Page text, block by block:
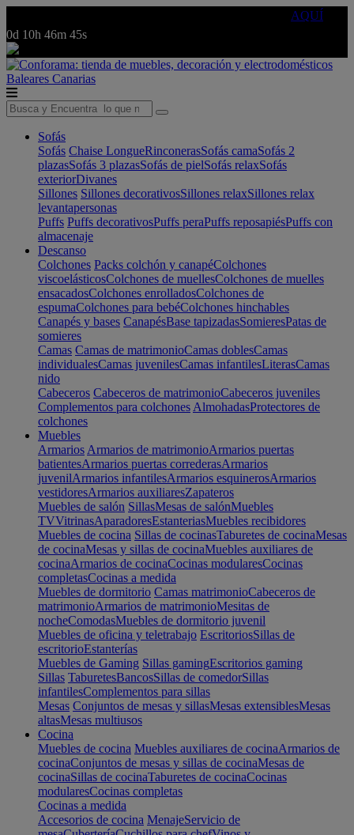
AQUÍ
0d 10h 46m 45s
Baleares Canarias
Sofás
Sofás Chaise LongueRinconerasSofás camaSofás 2
plazasSofás 3 plazasSofás de pielSofás relaxSofás
exteriorDivanes
Sillones Sillones decorativosSillones relaxSillones relax
levantapersonas
Puffs Puffs decorativosPuffs peraPuffs reposapiésPuffs con
almacenaje
Descanso
Colchones Packs colchón y canapéColchones
viscoelásticosColchones de muellesColchones de muelles
ensacadosColchones enrolladosColchones de
espumaColchones para bebéColchones hinchables
Canapés y bases CanapésBase tapizadasSomieresPatas de
somieres
Camas Camas de matrimonioCamas doblesCamas
individualesCamas juvenilesCamas infantilesLiterasCamas
nido
Cabeceros Cabeceros de matrimonioCabeceros juveniles
Complementos para colchones AlmohadasProtectores de
colchones
Muebles
Armarios Armarios de matrimonioArmarios puertas
batientesArmarios puertas correderasArmarios
juvenilArmarios infantilesArmarios esquinerosArmarios
vestidoresArmarios auxiliaresZapateros
Muebles de salón SillasMesas de salónMuebles
TVVitrinasAparadoresEstanteriasMuebles recibidores
Muebles de cocina Sillas de cocinasTaburetes de cocinaMesas
de cocinaMesas y sillas de cocinaMuebles auxiliares de
cocinaArmarios de cocinaCocinas modularesCocinas
completasCocinas a medida
Muebles de dormitorio Camas matrimonioCabeceros de
matrimonioArmarios de matrimonioMesitas de
nocheComodasMuebles de dormitorio juvenil
Muebles de oficina y teletrabajo EscritoriosSillas de
escritorioEstanterías
Muebles de Gaming Sillas gamingEscritorios gaming
Sillas TaburetesBancosSillas de comedorSillas
infantilesComplementos para sillas
Mesas Conjuntos de mesas y sillasMesas extensiblesMesas
altasMesas multiusos
Cocina
Muebles de cocina Muebles auxiliares de cocinaArmarios de
cocinaConjuntos de mesas y sillas de cocinaMesas de
cocinaSillas de cocinaTaburetes de cocinaCocinas
modularesCocinas completas
Cocinas a medida
Accesorios de cocina MenajeServicio de